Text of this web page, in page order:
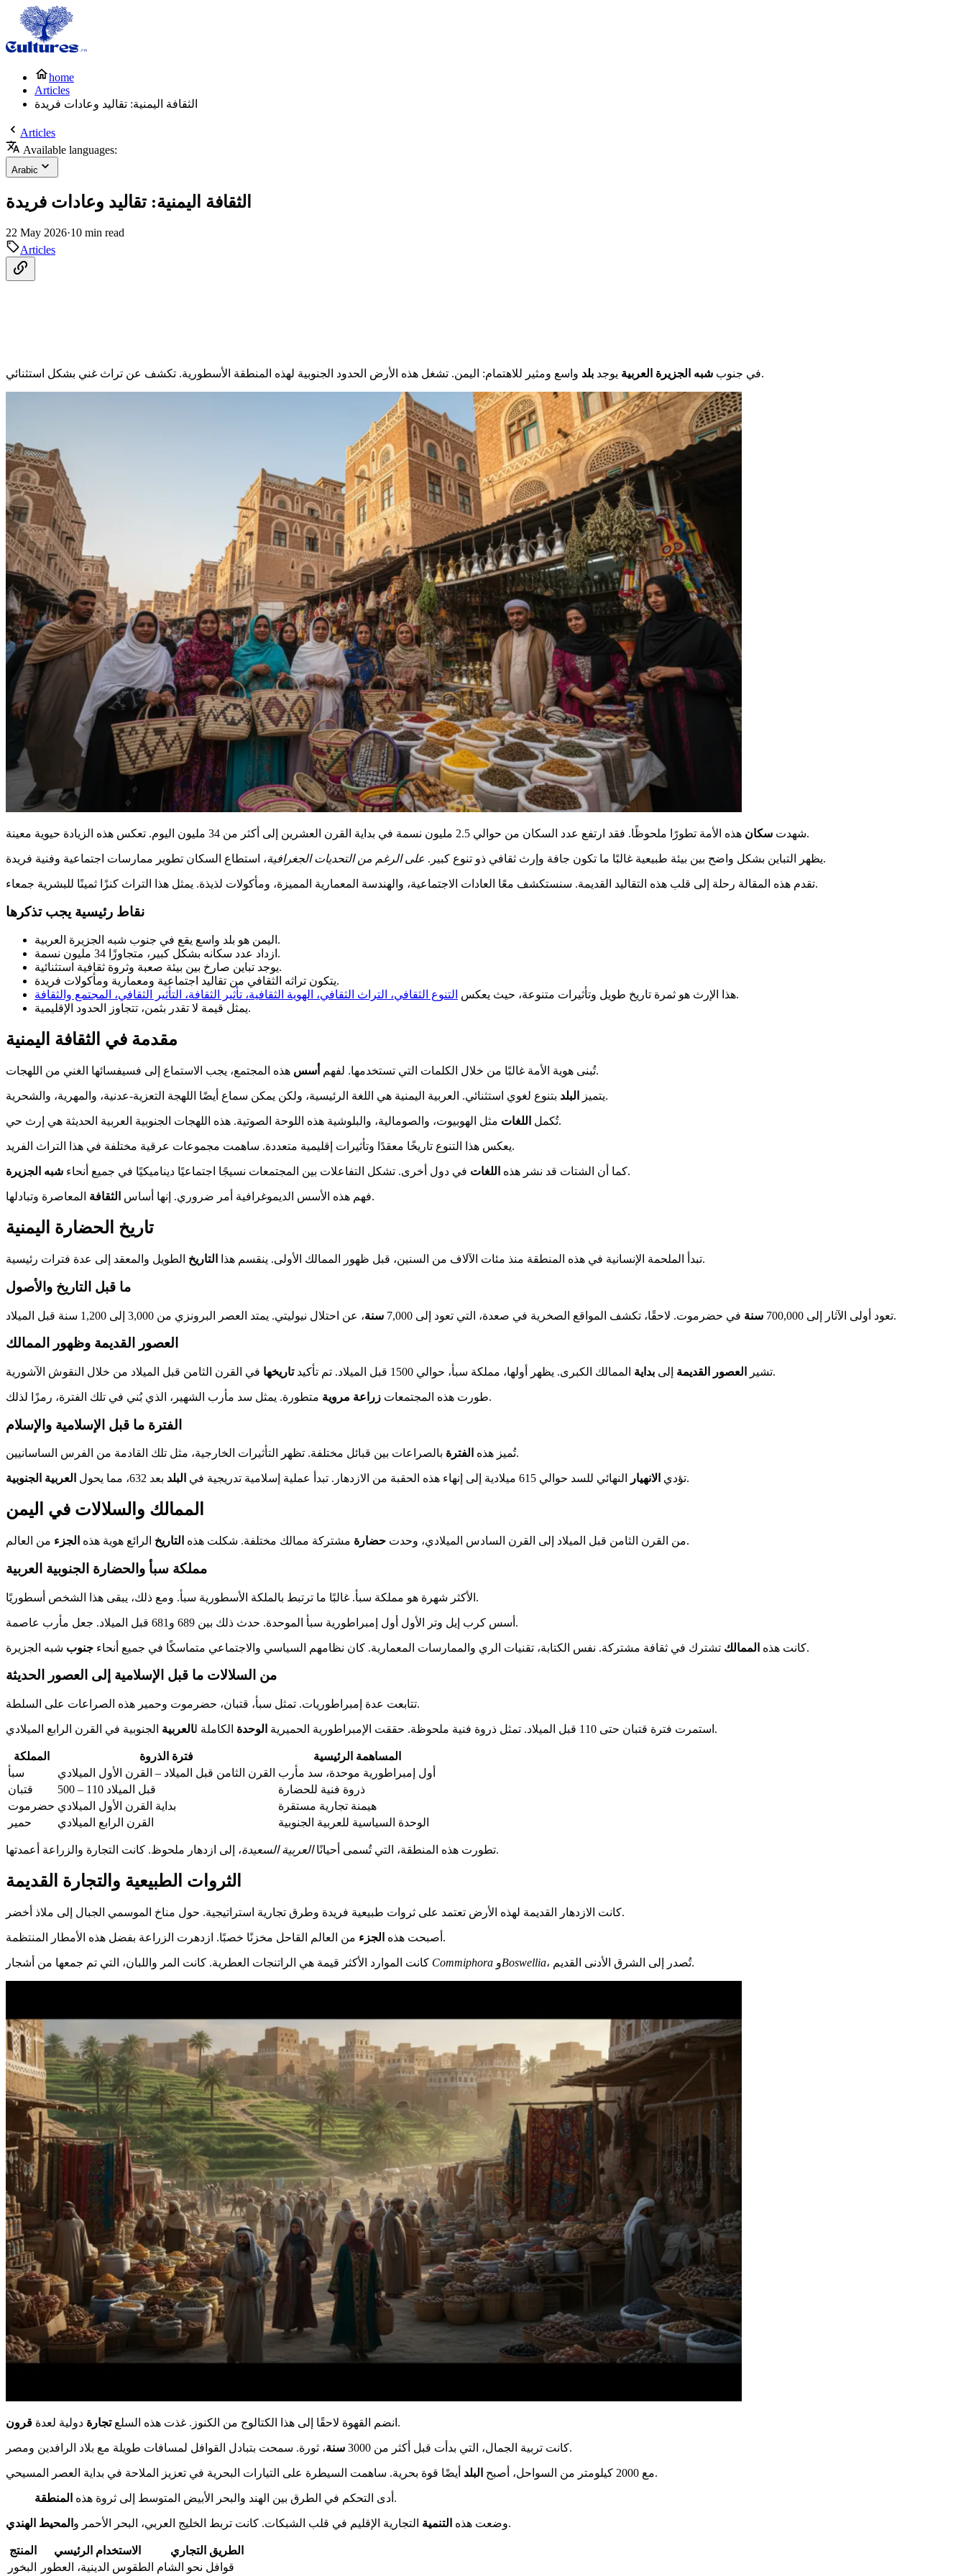
home
Articles
الثقافة اليمنية: تقاليد وعادات فريدة
Articles
Available languages:
Arabic
الثقافة اليمنية: تقاليد وعادات فريدة
22 May 2026·10 min read
Articles
في جنوب شبه الجزيرة العربية يوجد بلد واسع ومثير للاهتمام: اليمن. تشغل هذه الأرض الحدود الجنوبية لهذه المنطقة الأسطورية. تكشف عن تراث غني بشكل استثنائي.
شهدت سكان هذه الأمة تطورًا ملحوظًا. فقد ارتفع عدد السكان من حوالي 2.5 مليون نسمة في بداية القرن العشرين إلى أكثر من 34 مليون اليوم. تعكس هذه الزيادة حيوية معينة.
يظهر التباين بشكل واضح بين بيئة طبيعية غالبًا ما تكون جافة وإرث ثقافي ذو تنوع كبير. على الرغم من التحديات الجغرافية ، استطاع السكان تطوير ممارسات اجتماعية وفنية فريدة.
تقدم هذه المقالة رحلة إلى قلب هذه التقاليد القديمة. سنستكشف معًا العادات الاجتماعية، والهندسة المعمارية المميزة، ومأكولات لذيذة. يمثل هذا التراث كنزًا ثمينًا للبشرية جمعاء.
نقاط رئيسية يجب تذكرها
اليمن هو بلد واسع يقع في جنوب شبه الجزيرة العربية.
ازداد عدد سكانه بشكل كبير، متجاوزًا 34 مليون نسمة.
يوجد تباين صارخ بين بيئة صعبة وثروة ثقافية استثنائية.
يتكون تراثه الثقافي من تقاليد اجتماعية ومعمارية ومأكولات فريدة.
هذا الإرث هو ثمرة تاريخ طويل وتأثيرات متنوعة، حيث يعكس التنوع الثقافي، التراث الثقافي، الهوية الثقافية، تأثير الثقافة، التأثير الثقافي، المجتمع والثقافة
.
يمثل قيمة لا تقدر بثمن، تتجاوز الحدود الإقليمية.
مقدمة في الثقافة اليمنية
تُبنى هوية الأمة غالبًا من خلال الكلمات التي تستخدمها. لفهم أسس هذه المجتمع، يجب الاستماع إلى فسيفسائها الغني من اللهجات.
يتميز البلد بتنوع لغوي استثنائي. العربية اليمنية هي اللغة الرئيسية، ولكن يمكن سماع أيضًا اللهجة التعزية-عدنية، والمهرية، والشحرية.
تُكمل اللغات مثل الهوبيوت، والصومالية، والبلوشية هذه اللوحة الصوتية. هذه اللهجات الجنوبية العربية الحديثة هي إرث حي.
يعكس هذا التنوع تاريخًا معقدًا وتأثيرات إقليمية متعددة. ساهمت مجموعات عرقية مختلفة في هذا التراث الفريد.
كما أن الشتات قد نشر هذه اللغات في دول أخرى. تشكل التفاعلات بين المجتمعات نسيجًا اجتماعيًا ديناميكيًا في جميع أنحاء شبه الجزيرة .
فهم هذه الأسس الديموغرافية أمر ضروري. إنها أساس الثقافة المعاصرة وتبادلها.
تاريخ الحضارة اليمنية
تبدأ الملحمة الإنسانية في هذه المنطقة منذ مئات الآلاف من السنين، قبل ظهور الممالك الأولى. ينقسم هذا التاريخ الطويل والمعقد إلى عدة فترات رئيسية.
ما قبل التاريخ والأصول
تعود أولى الآثار إلى 700,000 سنة في حضرموت. لاحقًا، تكشف المواقع الصخرية في صعدة، التي تعود إلى 7,000 سنة ، عن احتلال نيوليتي. يمتد العصر البرونزي من 3,000 إلى 1,200 سنة قبل الميلاد.
العصور القديمة وظهور الممالك
تشير العصور القديمة إلى بداية الممالك الكبرى. يظهر أولها، مملكة سبأ، حوالي 1500 قبل الميلاد. تم تأكيد تاريخها في القرن الثامن قبل الميلاد من خلال النقوش الآشورية.
طورت هذه المجتمعات زراعة مروية متطورة. يمثل سد مأرب الشهير، الذي بُني في تلك الفترة، رمزًا لذلك.
الفترة ما قبل الإسلامية والإسلام
تُميز هذه الفترة بالصراعات بين قبائل مختلفة. تظهر التأثيرات الخارجية، مثل تلك القادمة من الفرس الساسانيين.
تؤدي الانهيار النهائي للسد حوالي 615 ميلادية إلى إنهاء هذه الحقبة من الازدهار. تبدأ عملية إسلامية تدريجية في البلد بعد 632، مما يحول العربية الجنوبية .
الممالك والسلالات في اليمن
من القرن الثامن قبل الميلاد إلى القرن السادس الميلادي، وحدت حضارة مشتركة ممالك مختلفة. شكلت هذه التاريخ الرائع هوية هذه الجزء من العالم.
مملكة سبأ والحضارة الجنوبية العربية
الأكثر شهرة هو مملكة سبأ. غالبًا ما ترتبط بالملكة الأسطورية سبأ. ومع ذلك، يبقى هذا الشخص أسطوريًا.
أسس كرب إيل وتر الأول أول إمبراطورية سبأ الموحدة. حدث ذلك بين 689 و681 قبل الميلاد. جعل مأرب عاصمة.
كانت هذه الممالك تشترك في ثقافة مشتركة. نفس الكتابة، تقنيات الري والممارسات المعمارية. كان نظامهم السياسي والاجتماعي متماسكًا في جميع أنحاء جنوب شبه الجزيرة.
من السلالات ما قبل الإسلامية إلى العصور الحديثة
تتابعت عدة إمبراطوريات. تمثل سبأ، قتبان، حضرموت وحمير هذه الصراعات على السلطة.
استمرت فترة قتبان حتى 110 قبل الميلاد. تمثل ذروة فنية ملحوظة. حققت الإمبراطورية الحميرية الوحدة الكاملة لالعربية الجنوبية في القرن الرابع الميلادي.
المملكة فترة الذروة
المساهمة الرئيسية
سبأ
القرن الثامن قبل الميلاد – القرن الأول الميلادي أول إمبراطورية موحدة، سد مأرب
قتبان
500 – 110 قبل الميلاد
ذروة فنية للحضارة
حضرموت بداية القرن الأول الميلادي
هيمنة تجارية مستقرة
حمير
القرن الرابع الميلادي الوحدة السياسية للعربية الجنوبية
تطورت هذه المنطقة، التي تُسمى أحيانًاالعربية السعيدة ، إلى ازدهار ملحوظ. كانت التجارة والزراعة أعمدتها.
الثروات الطبيعية والتجارة القديمة
كانت الازدهار القديمة لهذه الأرض تعتمد على ثروات طبيعية فريدة وطرق تجارية استراتيجية. حول مناخ الموسمي الجبال إلى ملاذ أخضر.
أصبحت هذه الجزء من العالم القاحل مخزنًا خصبًا. ازدهرت الزراعة بفضل هذه الأمطار المنتظمة.
Commiphora وBoswellia ، تُصدر إلى الشرق الأدنى القديم.
انضم القهوة لاحقًا إلى هذا الكتالوج من الكنوز. غذت هذه السلعتجارة دولية لعدة قرون .
كانت تربية الجمال، التي بدأت قبل أكثر من 3000 سنة ، ثورة. سمحت بتبادل القوافل لمسافات طويلة مع بلاد الرافدين ومصر.
مع 2000 كيلومتر من السواحل، أصبح البلد أيضًا قوة بحرية. ساهمت السيطرة على التيارات البحرية في تعزيز الملاحة في بداية العصر المسيحي.
أدى التحكم في الطرق بين الهند والبحر الأبيض المتوسط إلى ثروة هذه المنطقة .
وضعت هذه التنمية التجارية الإقليم في قلب الشبكات. كانت تربط الخليج العربي، البحر الأحمر و المحيط الهندي .
المنتج الاستخدام الرئيسي
الطريق التجاري
البخور
الطقوس الدينية، العطور قوافل نحو الشام